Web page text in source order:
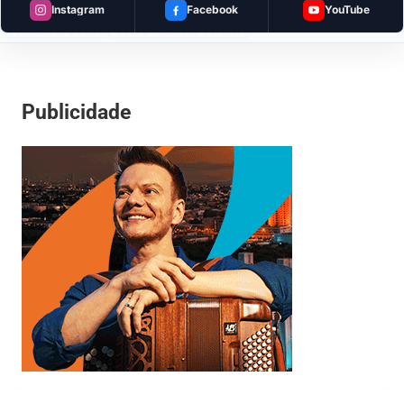
Instagram Facebook YouTube
Realmente, não tem! kkkk
Publicidade